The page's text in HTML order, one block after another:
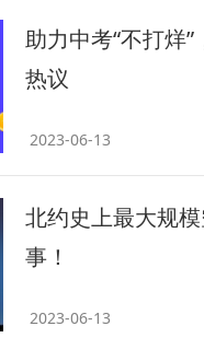
助力中考“不打烊”
热议
2023-06-13
北约史上最大规
事！
2023-06-13